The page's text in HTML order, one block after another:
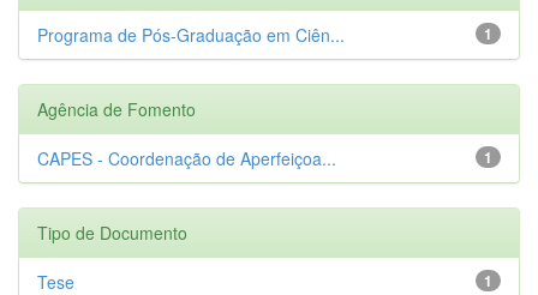
1
Programa de Pós-Graduação em Ciên...
Agência de Fomento
1
CAPES - Coordenação de Aperfeiçoa...
Tipo de Documento
1
Tese